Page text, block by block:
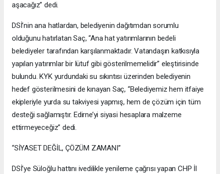
aşacağız” dedi.
DSİ’nin ana hatlardan, belediyenin dağıtımdan sorumlu
olduğunu hatırlatan Saç, “Ana hat yatırımlarının bedeli
belediyeler tarafından karşılanmaktadır. Vatandaşın katkısıyla
yapılan yatırımlar bir lütuf gibi gösterilmemelidir” eleştirisinde
bulundu. KYK yurdundaki su sıkıntısı üzerinden belediyenin
hedef gösterilmesini de kınayan Saç, “Belediyemiz hem itfaiye
ekipleriyle yurda su takviyesi yapmış, hem de çözüm için tüm
desteği sağlamıştır. Edirne’yi siyasi hesaplara malzeme
ettirmeyeceğiz” dedi.
“SİYASET DEĞİL, ÇÖZÜM ZAMANI”
DSİ’ye Süloğlu hattını ivedilikle yenileme çağrısı yapan CHP İl